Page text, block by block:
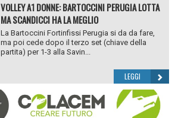
VOLLEY A1 DONNE: BARTOCCINI PERUGIA LOTTA
MA SCANDICCI HA LA MEGLIO
La Bartoccini Fortinfissi Perugia si da da fare,
ma poi cede dopo il terzo set (chiave della
partita) per 1-3 alla Savin...
LEGGI